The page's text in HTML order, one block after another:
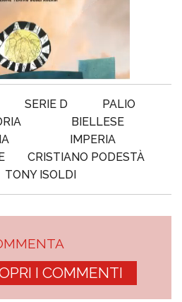
SERIE D
PALIO
BIELLESE
IMPERIA
CRISTIANO PODESTÀ
TONY ISOLDI
I COMMENTI